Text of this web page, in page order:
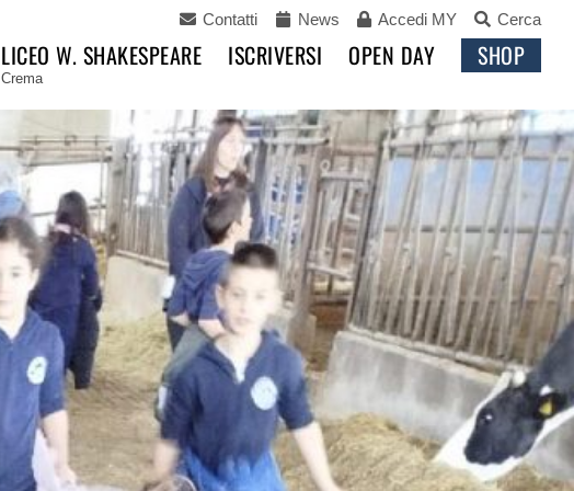
LICEO W. SHAKESPEARE
Crema
ISCRIVERSI OPEN DAY SHOP
Contatti News Accedi MY Cerca